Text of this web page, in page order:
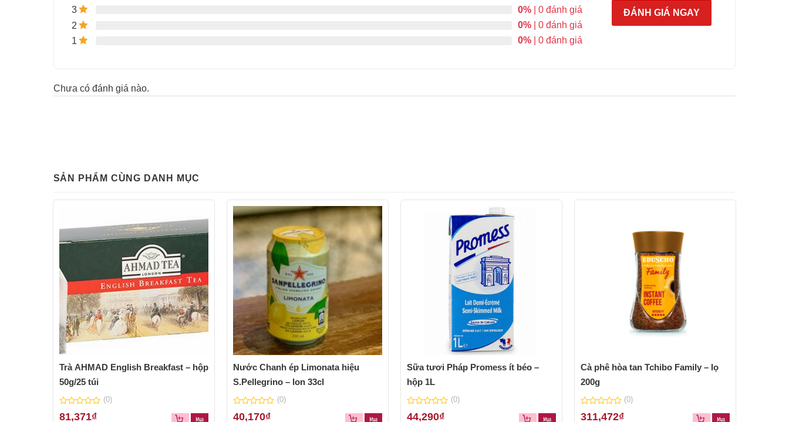
3
0% | 0 đánh giá
2
0% | 0 đánh giá
1
0% | 0 đánh giá
ĐÁNH GIÁ NGAY
Chưa có đánh giá nào.
SẢN PHẨM CÙNG DANH MỤC
Trà AHMAD English Breakfast – hộp
50g/25 túi
0
(0)
81,371₫
Nước Chanh ép Limonata hiệu
S.Pellegrino – lon 33cl
0
(0)
40,170₫
Sữa tươi Pháp Promess ít béo –
hộp 1L
0
(0)
44,290₫
Cà phê hòa tan Tchibo Family – lọ
200g
0
(0)
311,472₫